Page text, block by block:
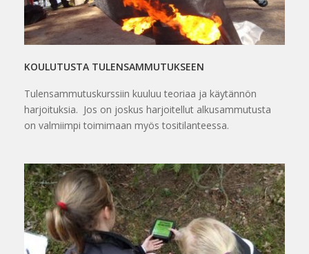
KOULUTUSTA TULENSAMMUTUKSEEN
Tulensammutuskurssiin kuuluu teoriaa ja käytännön
harjoituksia. Jos on joskus harjoitellut alkusammutusta
on valmiimpi toimimaan myös tositilanteessa.